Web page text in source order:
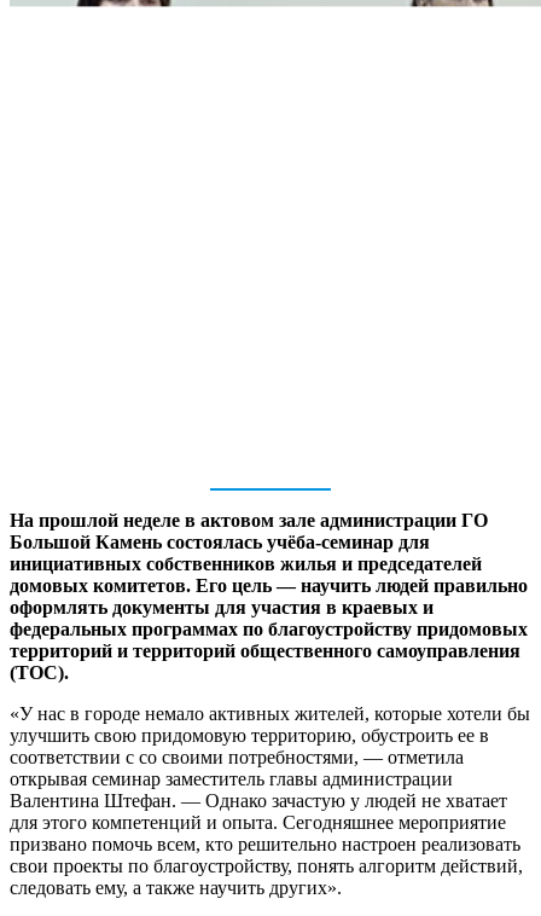
На прошлой неделе в актовом зале администрации ГО
Большой Камень состоялась учёба-семинар для
инициативных собственников жилья и председателей
домовых комитетов. Его цель — научить людей правильно
оформлять документы для участия в краевых и
федеральных программах по благоустройству придомовых
территорий и территорий общественного самоуправления
(ТОС).
«У нас в городе немало активных жителей, которые хотели бы
улучшить свою придомовую территорию, обустроить ее в
соответствии с со своими потребностями, — отметила
открывая семинар заместитель главы администрации
Валентина Штефан. — Однако зачастую у людей не хватает
для этого компетенций и опыта. Сегодняшнее мероприятие
призвано помочь всем, кто решительно настроен реализовать
свои проекты по благоустройству, понять алгоритм действий,
следовать ему, а также научить других».